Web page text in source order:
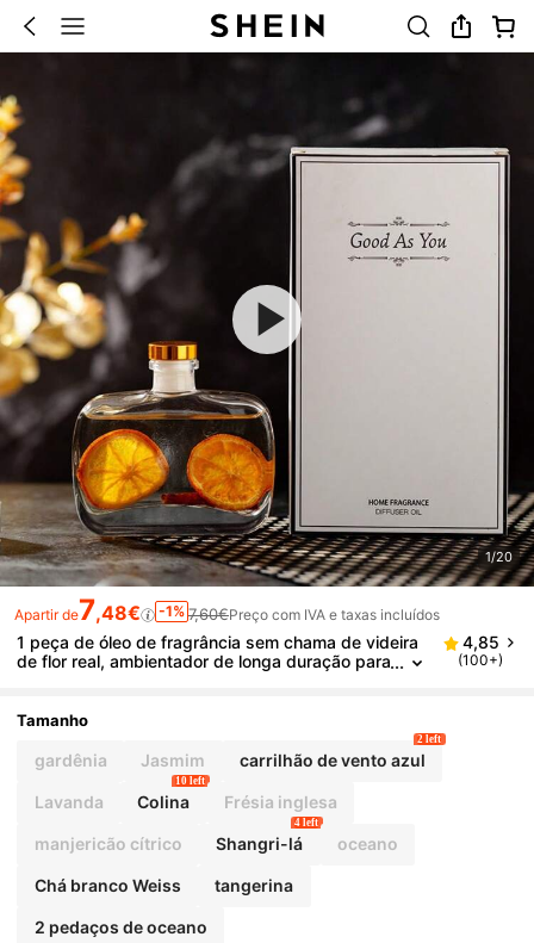
1/20
Apartir de7,48€ -1% 7,60€Preço com IVA e taxas incluídos
1 peça de óleo de fragrância sem chama de videira
de flor real, ambientador de longa duração para
esente e lembrança de Natal, aromaterapia, ambien
tador de casa, difusor, presente, decoração de cas
4,85
(100+)
Tamanho
gardênia Jasmim carrilhão de vento azul
2 left
Lavanda Colina
10 left
Frésia inglesa
manjericão cítrico Shangri-lá
4 left
oceano
Chá branco Weiss tangerina
2 pedaços de oceano